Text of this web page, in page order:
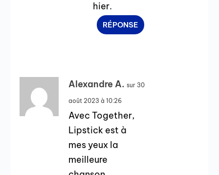
hier.
RÉPONSE
Alexandre A. sur 30
août 2023 à 10:26
Avec Together,
Lipstick est à
mes yeux la
meilleure